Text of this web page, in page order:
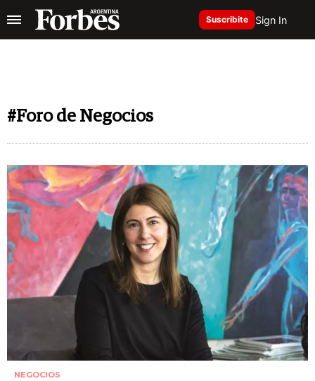
Suscribite Sign In
#Foro de Negocios
NEGOCIOS